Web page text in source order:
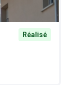
Réalisé